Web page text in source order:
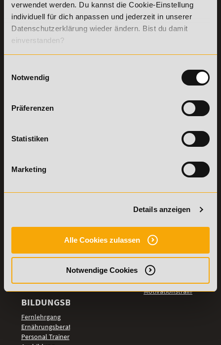
verwendet werden. Du kannst die Cookie-Einstellung
individuell für dich anpassen und jederzeit in unserer
Datenschutzerklärung wieder ändern. Bist du damit
einverstanden?
Notwendig
Präferenzen
Statistiken
Marketing
Details anzeigen
Alle Cookies zulassen
Notwendige Cookies
WhatsApp:
+49 (0) 7191 9513201
Willy-Brandt-Platz 2
Aus dem Ausland:
Montag bis Donnerstag: 8:00 - 19:00 Uhr
widerrufen
Lehr- und
Lernmethoden
PreisFAIRsprechen
Bring a Friend
der Academy of
Weiterbildungen
LEHRGÄNGE
Fitnesstrainer A-
Fernlehrgang
Ernährungsberater
werden
Mentaltrainer
Motivationstrainer
BILDUNGSBEREICHE
Fernlehrgang
Ernährungsberater
Personal Trainer